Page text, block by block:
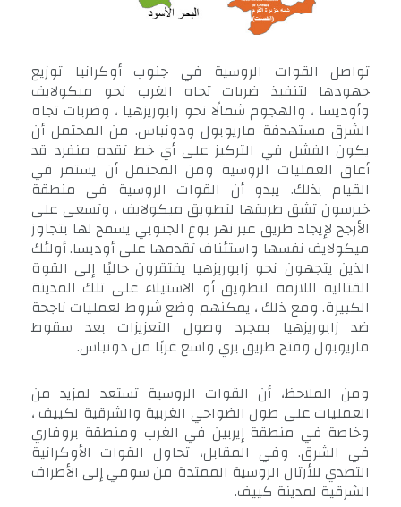
تواصل القوات الروسية في جنوب أوكرانيا توزيع
جهودها لتنفيذ ضربات تجاه الغرب نحو ميكولايف
وأوديسا ، والهجوم شمالًا نحو زابوريزهيا ، وضربات تجاه
الشرق مستهدفة ماريوبول ودونباس. من المحتمل أن
يكون الفشل في التركيز على أي خط تقدم منفرد قد
أعاق العمليات الروسية ومن المحتمل أن يستمر في
القيام بذلك. يبدو أن القوات الروسية في منطقة
خيرسون تشق طريقها لتطويق ميكولايف ، وتسعى على
الأرجح لإيجاد طريق عبر نهر بوغ الجنوبي يسمح لها بتجاوز
ميكولايف نفسها واستئناف تقدمها على أوديسا. أولئك
الذين يتجهون نحو زابوريزهيا يفتقرون حاليًا إلى القوة
القتالية اللازمة لتطويق أو الاستيلاء على تلك المدينة
الكبيرة. ومع ذلك ، يمكنهم وضع شروط لعمليات ناجحة
ضد زابوريزهيا بمجرد وصول التعزيزات بعد سقوط
ماريوبول وفتح طريق بري واسع غربًا من دونباس.
ومن الملاحظ، أن القوات الروسية تستعد لمزيد من
العمليات على طول الضواحي الغربية والشرقية لكييف ،
وخاصة في منطقة إيربين في الغرب ومنطقة بروفاري
في الشرق. وفي المقابل، تحاول القوات الأوكرانية
التصدي للأرتال الروسية الممتدة من سومي إلى الأطراف
الشرقية لمدينة كييف.